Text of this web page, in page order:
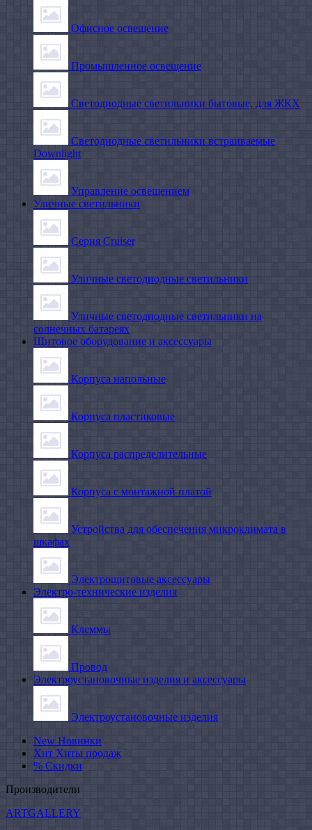
Офисное освещение
Промышленное освещение
Светодиодные светильники бытовые, для ЖКХ
Светодиодные светильники встраиваемые
Downlight
Управление освещением
Уличные светильники
Серия Cruiser
Уличные светодиодные светильники
Уличные светодиодные светильники на
солнечных батареях
Щитовое оборудование и аксессуары
Корпуса напольные
Корпуса пластиковые
Корпуса распределительные
Корпуса с монтажной платой
Устройства для обеспечения микроклимата в
шкафах
Электрощитовые аксессуары
Электро-технические изделия
Клеммы
Провод
Электроустановочные изделия и аксессуары
Электроустановочные изделия
New Новинки
Хит Хиты продаж
% Скидки
Производители
ARTGALLERY